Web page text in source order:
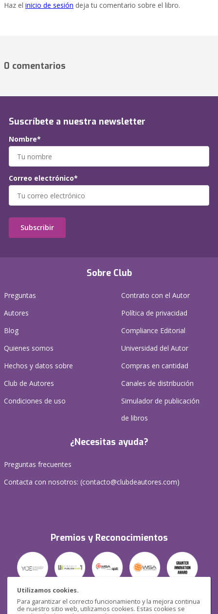
Utilizamos cookies.
Para garantizar el correcto funcionamiento y la mejora continua
de nuestro sitio web, utilizamos cookies. Estas cookies se
Haz el inicio de sesión deja tu comentario sobre el libro.
0 comentarios
Sobre Club
Preguntas
Autores
Blog
Quienes somos
Hechos y datos sobre
Club de Autores
Condiciones de uso
Contrato con el Autor
Política de privacidad
Compliance Editorial
Universidad del Autor
Compras en cantidad
Canales de distribución
Simulador de publicación
de libros
¿Necesitas ayuda?
Preguntas frecuentes
Contacta con nosotros: (contacto@clubdeautores.com)
Premios y Reconocimientos
Seguridad
Suscríbete a nuestra newsletter
Nombre*
Correo electrónico*
Subscribir